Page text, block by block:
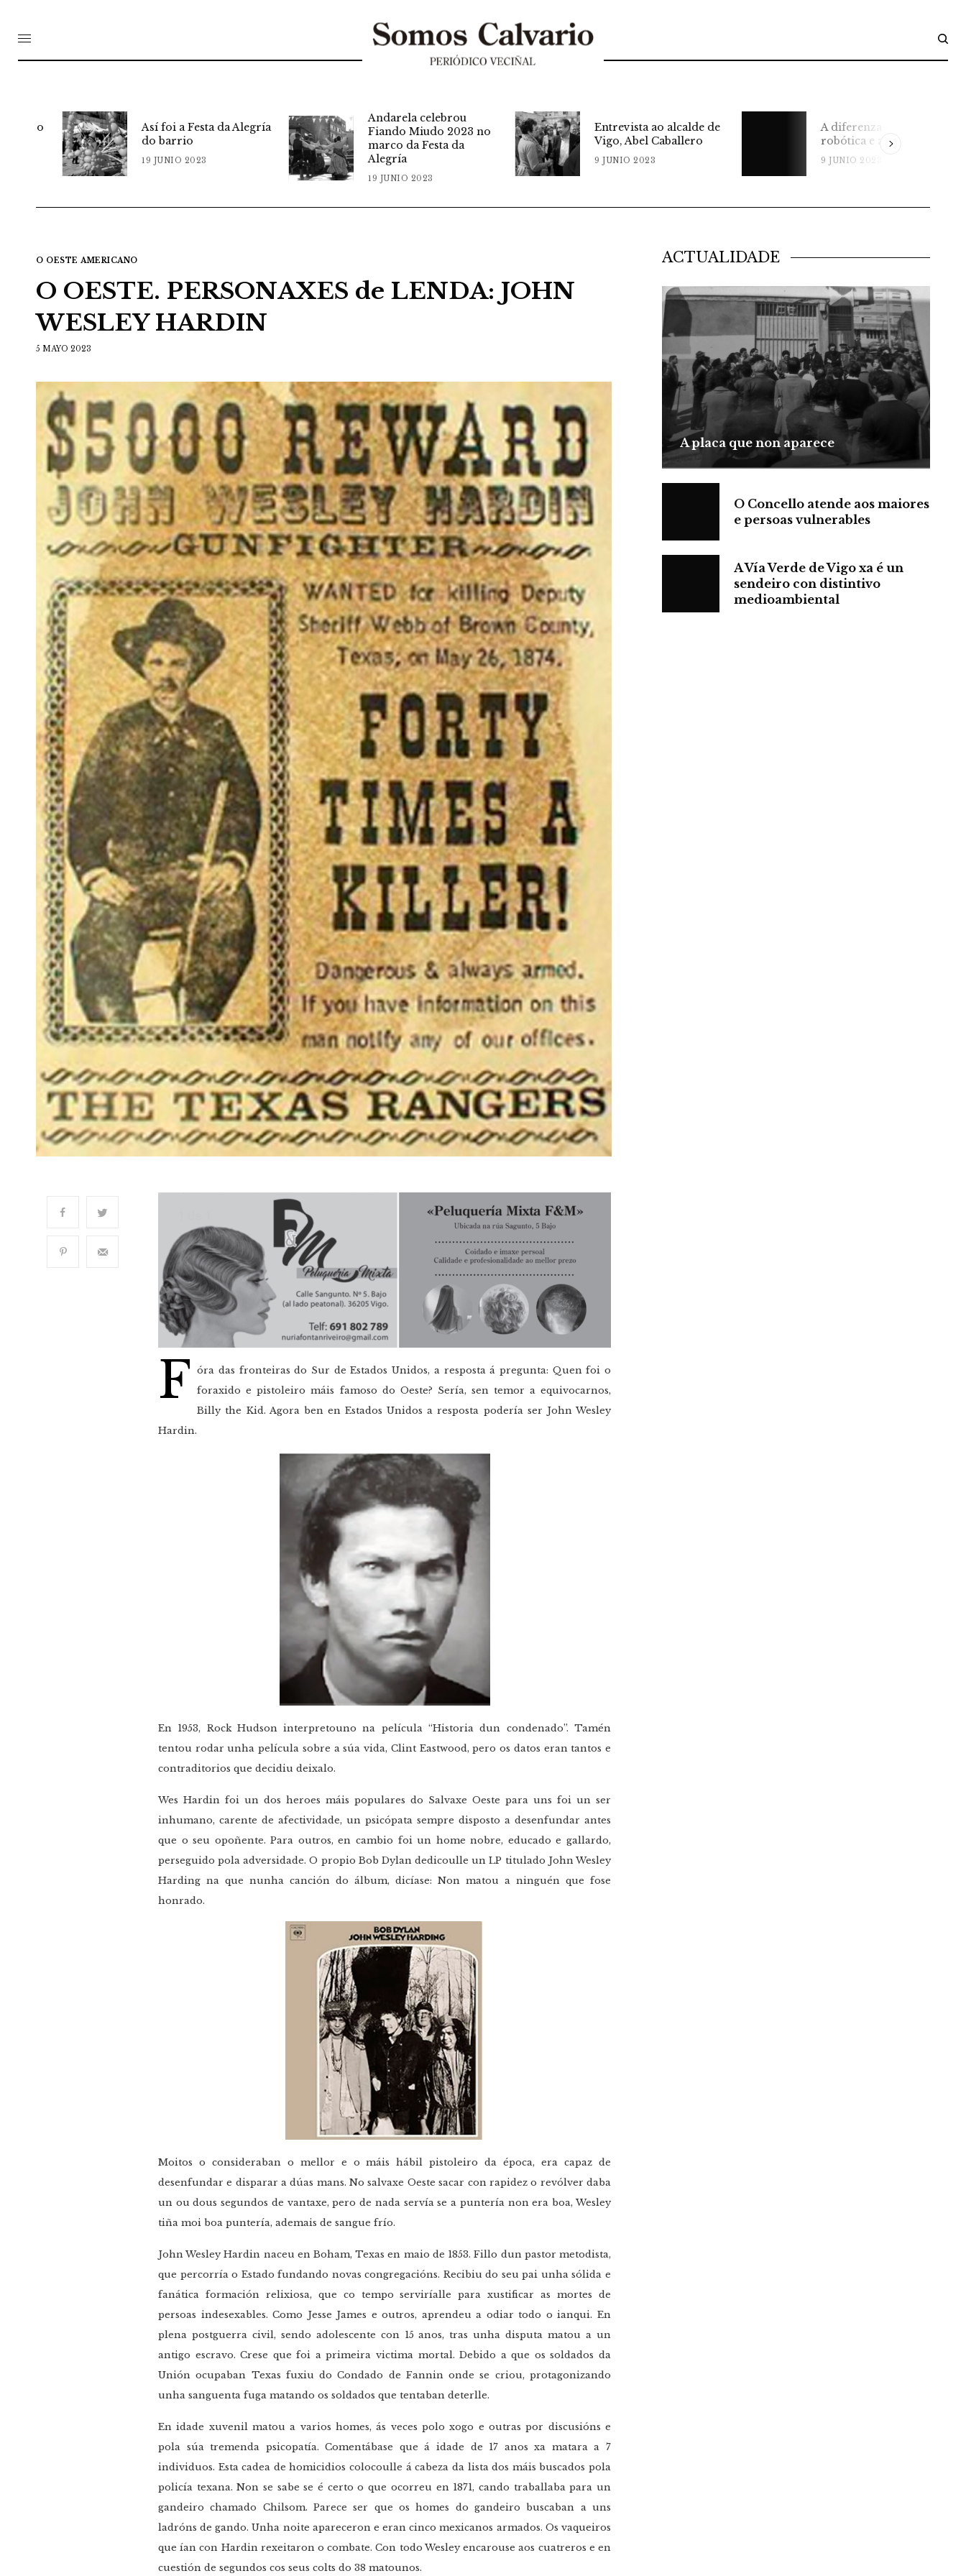
Así foi a Festa da Alegría
do barrio
19 JUNIO 2023
Andarela celebrou
Fiando Miudo 2023 no
marco da Festa da
Alegría
19 JUNIO 2023
Entrevista ao alcalde de
Vigo, Abel Caballero
9 JUNIO 2023
A diferenza entre a
robótica e a domótica
9 JUNIO 2023
O OESTE AMERICANO
O OESTE. PERSONAXES de LENDA: JOHN
WESLEY HARDIN
5 MAYO 2023
F
óra das fronteiras do Sur de Estados Unidos, a resposta á pregunta: Quen foi o
foraxido e pistoleiro máis famoso do Oeste? Sería, sen temor a equivocarnos,
Billy the Kid. Agora ben en Estados Unidos a resposta podería ser John Wesley
Hardin.
En 1953, Rock Hudson interpretouno na película “Historia dun condenado”. Tamén
tentou rodar unha película sobre a súa vida, Clint Eastwood, pero os datos eran tantos e
contraditorios que decidiu deixalo.
Wes Hardin foi un dos heroes máis populares do Salvaxe Oeste para uns foi un ser
inhumano, carente de afectividade, un psicópata sempre disposto a desenfundar antes
que o seu opoñente. Para outros, en cambio foi un home nobre, educado e gallardo,
perseguido pola adversidade. O propio Bob Dylan dedicoulle un LP titulado John Wesley
Harding na que nunha canción do álbum, dicíase: Non matou a ninguén que fose
honrado.
Moitos o consideraban o mellor e o máis hábil pistoleiro da época, era capaz de
desenfundar e disparar a dúas mans. No salvaxe Oeste sacar con rapidez o revólver daba
un ou dous segundos de vantaxe, pero de nada servía se a puntería non era boa, Wesley
tiña moi boa puntería, ademais de sangue frío.
John Wesley Hardin naceu en Boham, Texas en maio de 1853. Fillo dun pastor metodista,
que percorría o Estado fundando novas congregacións. Recibiu do seu pai unha sólida e
fanática formación relixiosa, que co tempo serviríalle para xustificar as mortes de
persoas indesexables. Como Jesse James e outros, aprendeu a odiar todo o ianqui. En
plena postguerra civil, sendo adolescente con 15 anos, tras unha disputa matou a un
antigo escravo. Crese que foi a primeira victima mortal. Debido a que os soldados da
Unión ocupaban Texas fuxiu do Condado de Fannin onde se criou, protagonizando
unha sanguenta fuga matando os soldados que tentaban deterlle.
En idade xuvenil matou a varios homes, ás veces polo xogo e outras por discusións e
pola súa tremenda psicopatía. Comentábase que á idade de 17 anos xa matara a 7
individuos. Esta cadea de homicidios colocoulle á cabeza da lista dos máis buscados pola
policía texana. Non se sabe se é certo o que ocorreu en 1871, cando traballaba para un
gandeiro chamado Chilsom. Parece ser que os homes do gandeiro buscaban a uns
ladróns de gando. Unha noite apareceron e eran cinco mexicanos armados. Os vaqueiros
que ían con Hardin rexeitaron o combate. Con todo Wesley encarouse aos cuatreros e en
cuestión de segundos cos seus colts do 38 matounos.
ACTUALIDADE
A placa que non aparece
O Concello atende aos maiores
e persoas vulnerables
A Vía Verde de Vigo xa é un
sendeiro con distintivo
medioambiental